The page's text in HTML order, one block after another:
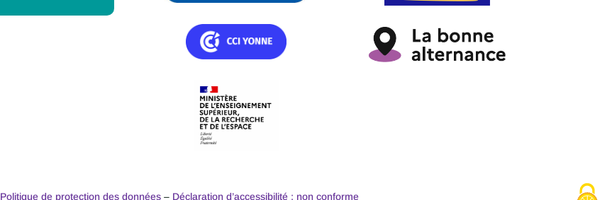
Politique de protection des données– Déclaration d’accessibilité : non conforme